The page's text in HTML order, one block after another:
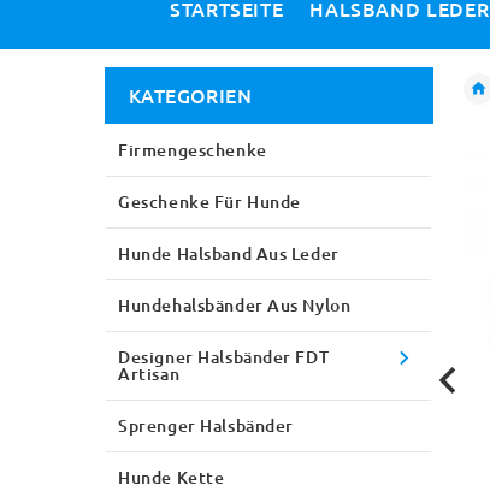
STARTSEITE HALSBAND LEDER
KATEGORIEN
Firmengeschenke
Geschenke Für Hunde
Hunde Halsband Aus Leder
Hundehalsbänder Aus Nylon
Designer Halsbänder FDT
Artisan
Sprenger Halsbänder
Hunde Kette